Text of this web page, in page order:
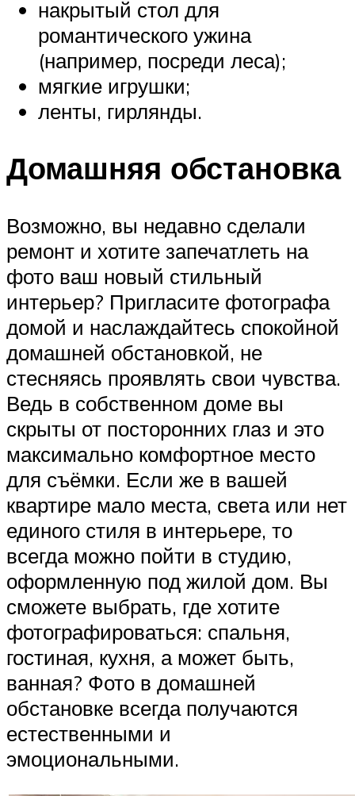
накрытый стол для
романтического ужина
(например, посреди леса);
мягкие игрушки;
ленты, гирлянды.
Домашняя обстановка
Возможно, вы недавно сделали
ремонт и хотите запечатлеть на
фото ваш новый стильный
интерьер? Пригласите фотографа
домой и наслаждайтесь спокойной
домашней обстановкой, не
стесняясь проявлять свои чувства.
Ведь в собственном доме вы
скрыты от посторонних глаз и это
максимально комфортное место
для съёмки. Если же в вашей
квартире мало места, света или нет
единого стиля в интерьере, то
всегда можно пойти в студию,
оформленную под жилой дом. Вы
сможете выбрать, где хотите
фотографироваться: спальня,
гостиная, кухня, а может быть,
ванная? Фото в домашней
обстановке всегда получаются
естественными и
эмоциональными.